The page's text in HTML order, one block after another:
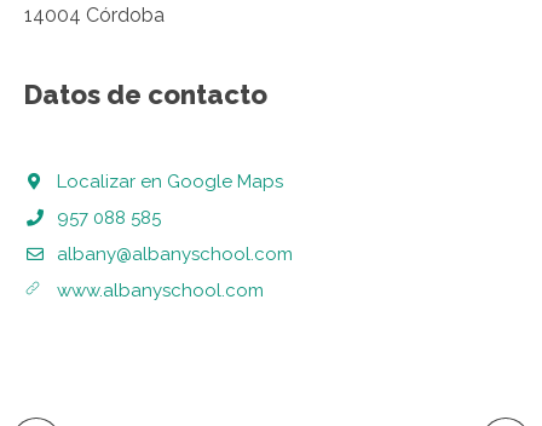
14004 Córdoba
Datos de contacto
Localizar en Google Maps
957 088 585
albany@albanyschool.com
www.albanyschool.com